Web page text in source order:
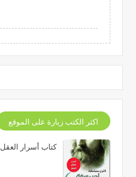
اكثر الكتب زيارة على الموقع
كتاب أسرار